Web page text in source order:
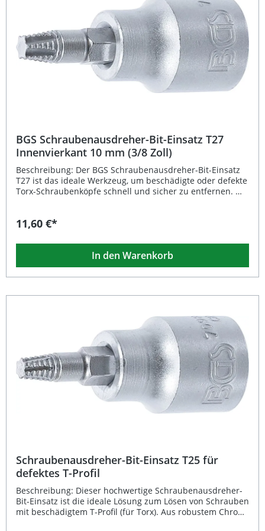
Verarbeitung für sicheren Halt und einfaches Arbeiten
Verchromte, matte Oberfläche gegen Korrosion
Lieferumfang: 1x Schraubenausdreher-Bit-Einsatz T30,
Innenvierkant 10 mm (3/8")
BGS Schraubenausdreher-Bit-Einsatz T27
Innenvierkant 10 mm (3/8 Zoll)
Beschreibung: Der BGS Schraubenausdreher-Bit-Einsatz
T27 ist das ideale Werkzeug, um beschädigte oder defekte
Torx-Schraubenköpfe schnell und sicher zu entfernen. Mit
Handbetätigung. Das spezielle, linksdrehende
greift fest im Schraubenkopf, sodass auch stark
festgesetzte Schrauben zuverlässig gelöst werden können.
Gefertigt aus hochwertigem Chrom-Vanadium-Stahl (S2)
mit matt verchromter Oberfläche überzeugt dieser Bit-
für Werkstätten und Heimwerker, die auf professionelle
Form für optimalen Halt Hergestellt aus Chrom-Vanadium-
Stahl (S2) für hohe Haltbarkeit 10 mm (3/8 Zoll)
Innenvierkant-Antrieb für präzise Kraftübertragung Matt
verchromte Oberfläche auf robuster Metallschiene
Lieferumfang: 1 × BGS Schraubenausdreher-Bit-Einsatz
T27 1 × Metallschiene
11,60 €*
In den Warenkorb
Schraubenausdreher-Bit-Einsatz T25 für
defektes T-Profil
Beschreibung: Dieser hochwertige Schraubenausdreher-
Bit-Einsatz ist die ideale Lösung zum Lösen von Schrauben
mit beschädigtem T-Profil (für Torx). Aus robustem Chrom-